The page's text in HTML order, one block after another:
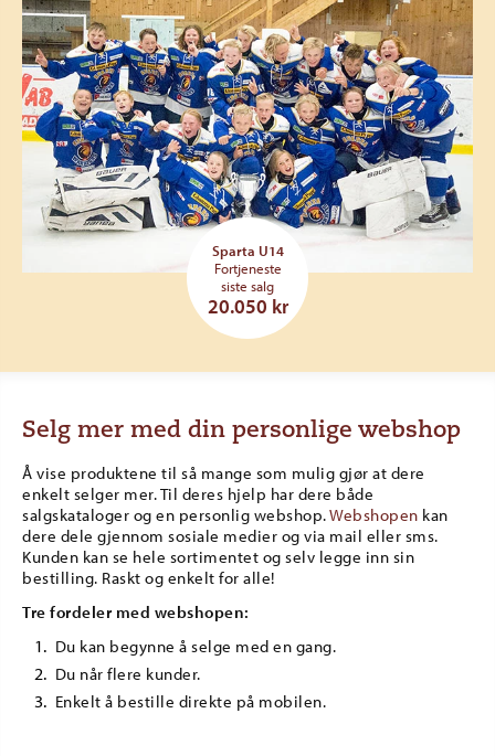
Sparta U14
Fortjeneste
siste salg
20.050 kr
Selg mer med din personlige webshop
Å vise produktene til så mange som mulig gjør at dere
enkelt selger mer. Til deres hjelp har dere både
salgskataloger og en personlig webshop.Webshopen kan
dere dele gjennom sosiale medier og via mail eller sms.
Kunden kan se hele sortimentet og selv legge inn sin
bestilling. Raskt og enkelt for alle!
Tre fordeler med webshopen:
Du kan begynne å selge med en gang.
Du når flere kunder.
Enkelt å bestille direkte på mobilen.